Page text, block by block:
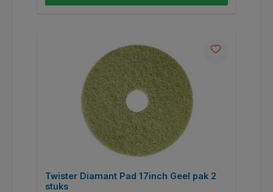
Twister Diamant Pad 17inch Geel pak 2
stuks